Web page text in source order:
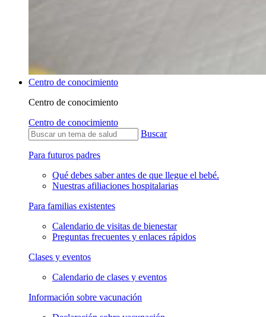
Centro de conocimiento
Centro de conocimiento
Centro de conocimiento
Buscar
Para futuros padres
Qué debes saber antes de que llegue el bebé.
Nuestras afiliaciones hospitalarias
Para familias existentes
Calendario de visitas de bienestar
Preguntas frecuentes y enlaces rápidos
Clases y eventos
Calendario de clases y eventos
Información sobre vacunación